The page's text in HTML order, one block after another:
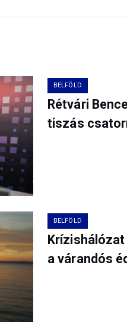
BELFÖLD
Rétvári
tiszás
BELFÖLD
a várandós